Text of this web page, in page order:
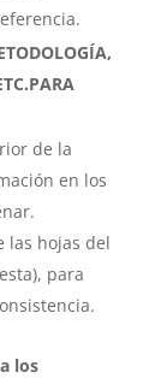
PARA
de la
en los
las hojas del
para
los